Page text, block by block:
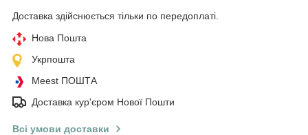
Доставка здійснюється тільки по передоплаті.
Нова Пошта
Укрпошта
Meest ПОШТА
Доставка кур'єром Нової Пошти
Всі умови доставки